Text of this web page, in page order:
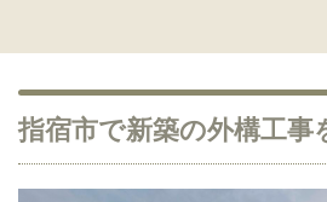
指宿市で新築の外構工事